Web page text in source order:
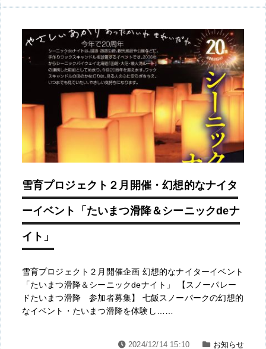
雪育プロジェクト２月開催・幻想的なナイタ
ーイベント「たいまつ滑降＆シーニックdeナ
イト」
雪育プロジェクト２月開催企画 幻想的なナイターイベント
「たいまつ滑降＆シーニックdeナイト」 【スノーパレー
ドたいまつ滑降 参加者募集】 七飯スノーパークの幻想的
なイベント・たいまつ滑降を体験し……
2024/12/14 15:10 お知らせ